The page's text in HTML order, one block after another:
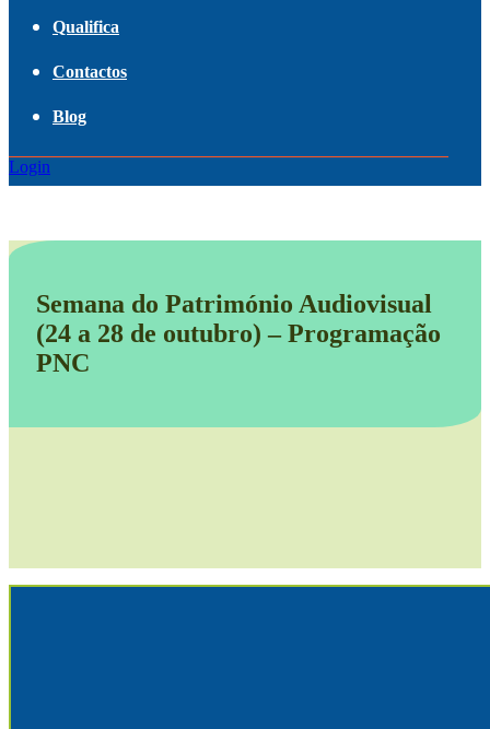
Qualifica
Contactos
Blog
Login
Semana do Património Audiovisual
(24 a 28 de outubro) – Programação
PNC